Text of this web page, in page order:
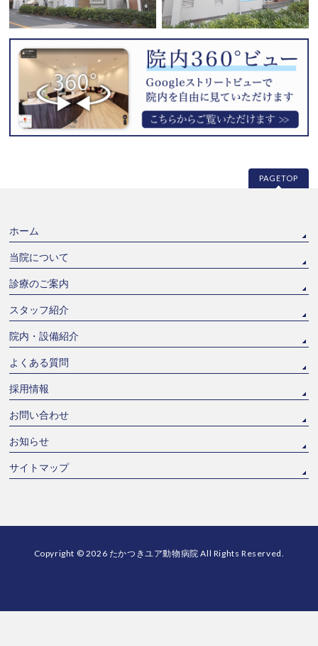
PAGETOP
ホーム
当院について
診療のご案内
スタッフ紹介
院内・設備紹介
よくある質問
採用情報
お問い合わせ
お知らせ
サイトマップ
Copyright © 2026 たかつきユア動物病院 All Rights Reserved.